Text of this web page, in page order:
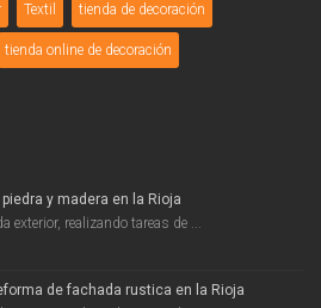
Textil tienda de decoración
tienda online de decoración
y madera en la Rioja
exterior, realizando tareas de ...
de fachada rustica en la Rioja